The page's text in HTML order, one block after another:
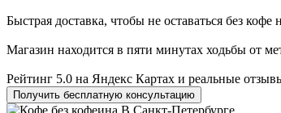
Быстрая доставка, чтобы не оставаться без кофе
Магазин находится в пяти минутах ходьбы от
Рейтинг 5.0 на Яндекс Картах и реальные
Получить бесплатную консультацию